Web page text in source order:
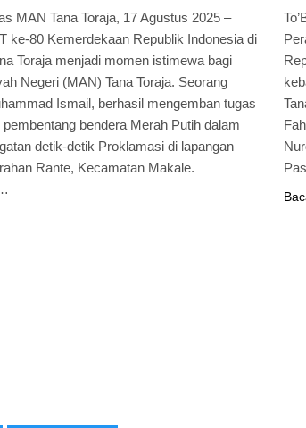
MAN Tana Toraja, 17 Agustus 2025 –
ke-80 Kemerdekaan Republik Indonesia di
Toraja menjadi momen istimewa bagi
Negeri (MAN) Tana Toraja. Seorang
Ismail, berhasil mengemban tugas
bendera Merah Putih dalam
detik-detik Proklamasi di lapangan
Rante, Kecamatan Makale.